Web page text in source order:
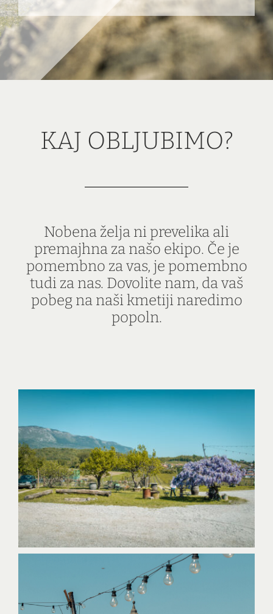
KAJ OBLJUBIMO?
Nobena želja ni prevelika ali
premajhna za našo ekipo. Če je
pomembno za vas, je pomembno
tudi za nas. Dovolite nam, da vaš
pobeg na naši kmetiji naredimo
popoln.